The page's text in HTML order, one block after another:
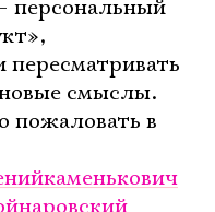
персональный
пересматривать
новые смыслы.
пожаловать в